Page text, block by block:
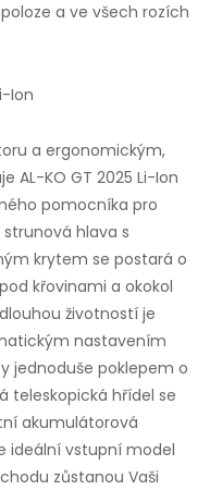
a ve všech rozích
Ion
a ergonomickým,
AL-KO GT 2025 Li-Ion
pomocníka pro
strunová hlava s
krytem se postará o
křovinami a okokol
životností je
nastavením
jednoduše poklepem o
teleskopická hřídel se
akumulátorová
ideální vstupní model
zůstanou Vaši